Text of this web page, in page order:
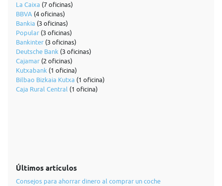
La Caixa (7 oficinas)
BBVA (4 oficinas)
Bankia (3 oficinas)
Popular (3 oficinas)
Bankinter (3 oficinas)
Deutsche Bank (3 oficinas)
Cajamar (2 oficinas)
Kutxabank (1 oficina)
Bilbao Bizkaia Kutxa (1 oficina)
Caja Rural Central (1 oficina)
Últimos artículos
Consejos para ahorrar dinero al comprar un coche